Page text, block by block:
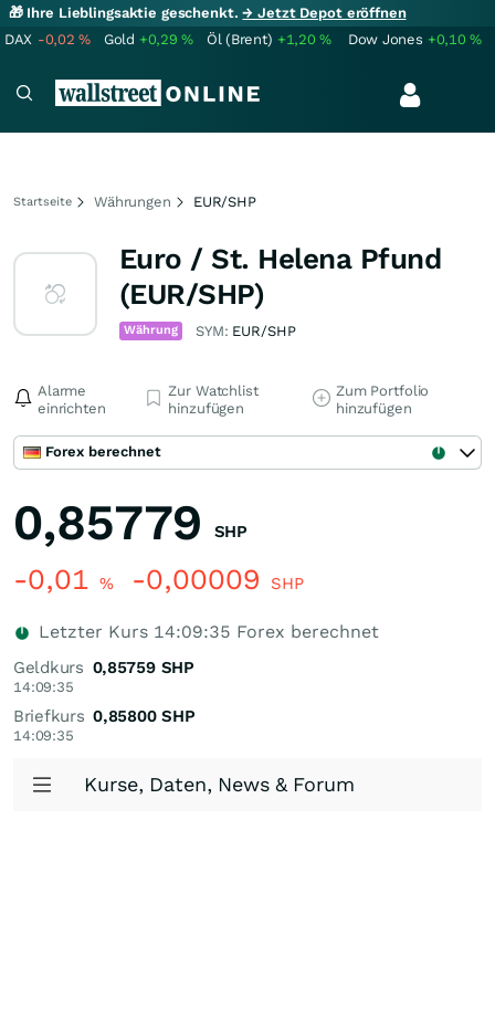
🎁 Ihre Lieblingsaktie geschenkt.→ Jetzt Depot eröffnen
DAX -0,02% Gold +0,29% Öl (Brent) +1,20% Dow Jones +0,10%
Startseite Währungen EUR/SHP
Euro / St. Helena Pfund
(EUR/SHP)
Währung SYM: EUR/SHP
Alarme
einrichten
Zur Watchlist
hinzufügen
Zum Portfolio
hinzufügen
Forex berechnet
0,85779 SHP
-0,01 % -0,00009 SHP
Letzter Kurs 14:09:35 Forex berechnet
Geldkurs
14:09:35
0,85759 SHP
Briefkurs
14:09:35
0,85800 SHP
Kurse, Daten, News & Forum